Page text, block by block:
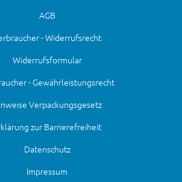
AGB
- Widerrufsrecht
Widerrufsformular
- Gewährleistungsrecht
Verpackungsgesetz
zur Barrierefreiheit
Datenschutz
Impressum